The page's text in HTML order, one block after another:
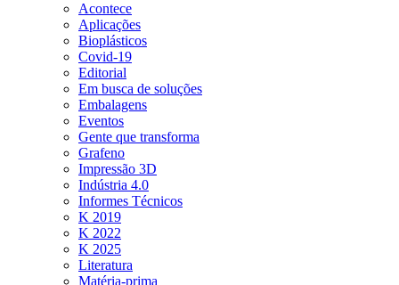
Acontece
Aplicações
Bioplásticos
Covid-19
Editorial
Em busca de soluções
Embalagens
Eventos
Gente que transforma
Grafeno
Impressão 3D
Indústria 4.0
Informes Técnicos
K 2019
K 2022
K 2025
Literatura
Matéria-prima